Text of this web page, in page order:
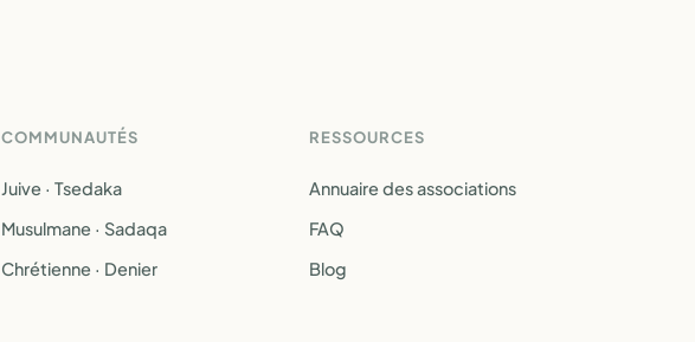
COMMUNAUTÉS
Juive · Tsedaka
Musulmane · Sadaqa
Chrétienne · Denier
RESSOURCES
Annuaire des associations
FAQ
Blog